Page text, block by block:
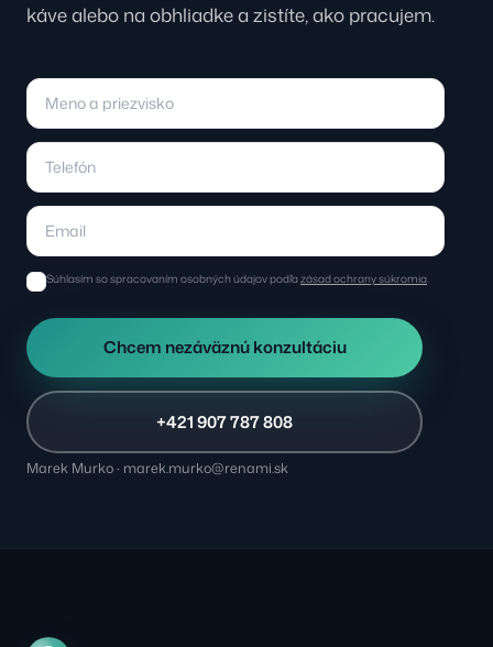
káve alebo na obhliadke a zistíte, ako pracujem.
Súhlasím so spracovaním osobných údajov podľazásad ochrany súkromia.
Chcem nezáväznú konzultáciu
+421 907 787 808
Marek Murko · marek.murko@renami.sk